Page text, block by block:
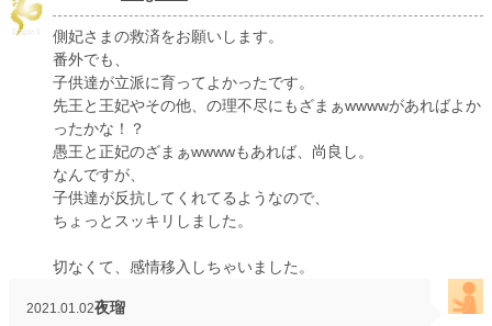
側妃さまの救済をお願いします。
番外でも、
子供達が立派に育ってよかったです。
先王と王妃やその他、の理不尽にもざまぁwwwwがあればよか
ったかな！？
愚王と正妃のざまぁwwwwもあれば、尚良し。
なんですが、
子供達が反抗してくれてるようなので、
ちょっとスッキリしました。
切なくて、感情移入しちゃいました。
2021.01.02夜瑠